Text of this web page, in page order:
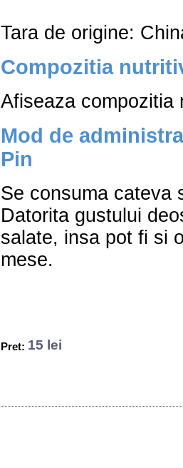
Tara de origine:
Compozitia
Afiseaza compozitia
Mod de
Pin
Se consuma cateva
Datorita gustului
salate, insa pot fi si
mese.
Pret: 15 lei